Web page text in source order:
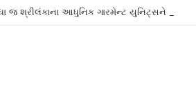
જ શ્રીલંકાના આધુનિક ગારમેન્ટ યુનિટ્સને ફેબ્રિક